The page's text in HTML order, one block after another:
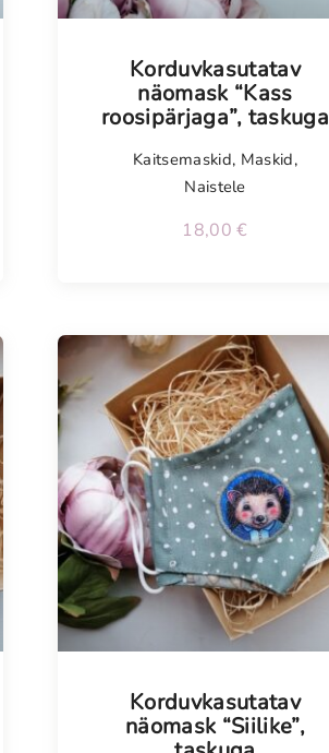
Korduvkasutatav
näomask “Kass
roosipärjaga”, taskuga
Kaitsemaskid, Maskid,
Naistele
18,00€
Korduvkasutatav
näomask “Siilike”,